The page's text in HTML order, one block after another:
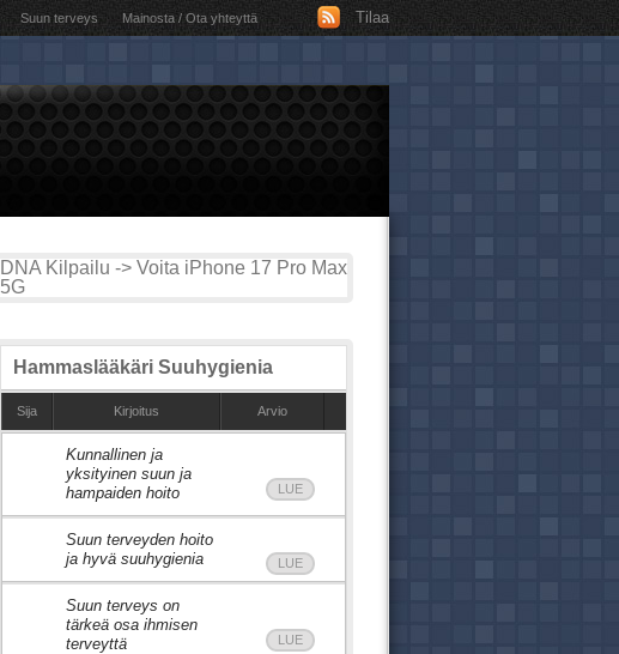
Suun terveys Mainosta / Ota yhteyttä Tilaa
DNA Kilpailu -> Voita iPhone 17 Pro Max
5G
Hammaslääkäri Suuhygienia
Sija Kirjoitus Arvio
Kunnallinen ja
yksityinen suun ja
hampaiden hoito
LUE
Suun terveyden hoito
ja hyvä suuhygienia
LUE
Suun terveys on
tärkeä osa ihmisen
terveyttä
LUE